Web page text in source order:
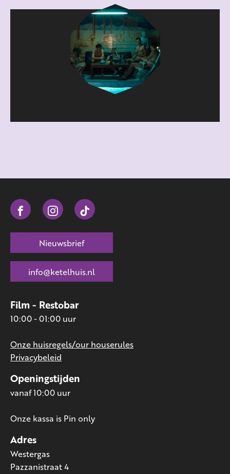
Adres
Westergas
Pazzanistraat 4
Openingstijden
vanaf 10:00 uur
Onze kassa is Pin only
Film - Restobar
10:00 - 01:00 uur
Onze huisregels/our houserules
Privacybeleid
Nieuwsbrief
info@ketelhuis.nl